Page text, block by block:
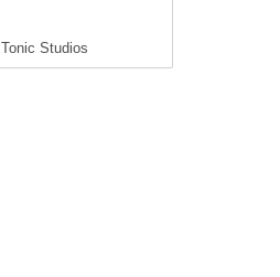
Tonic Studios